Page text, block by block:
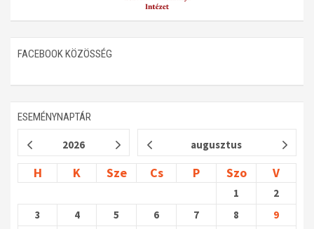
FACEBOOK KÖZÖSSÉG
ESEMÉNYNAPTÁR
2026 augusztus
H K Sze Cs P Szo V
1
2
3
4 5 6 7 8
9